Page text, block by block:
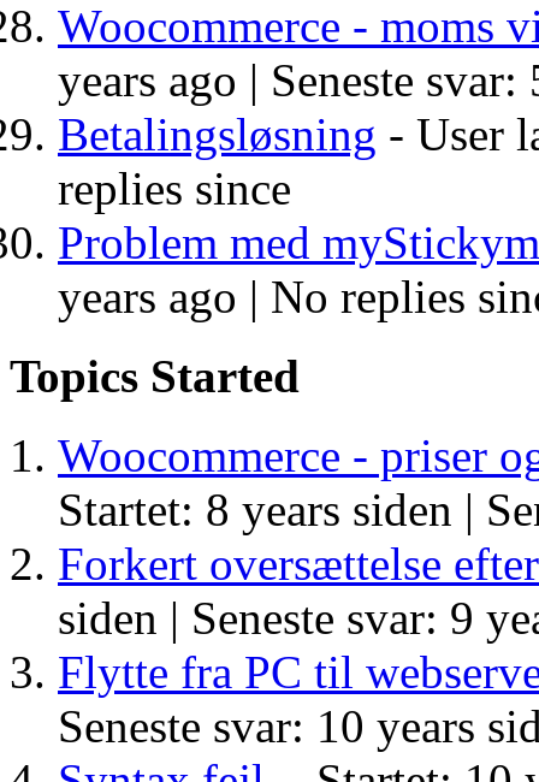
Woocommerce - moms
years ago | Seneste svar:
Betalingsløsning - User
replies since
Problem med
years ago | No replies
Topics Started
Woocommerce - priser
Startet: 8 years siden |
Forkert oversættelse
siden | Seneste svar: 9
Flytte fra PC til
Seneste svar: 10 years